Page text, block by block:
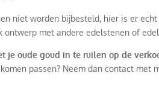
niet worden bijbesteld, hier is er
ontwerp met andere edelstenen of
je oude goud in te ruilen op de
passen? Neem dan contact met